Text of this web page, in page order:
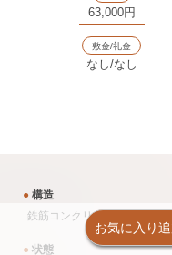
63,000円
敷金/礼金
なし/なし
● 構造
鉄筋コンクリート造 11戸 地
● 状態
お気に入り